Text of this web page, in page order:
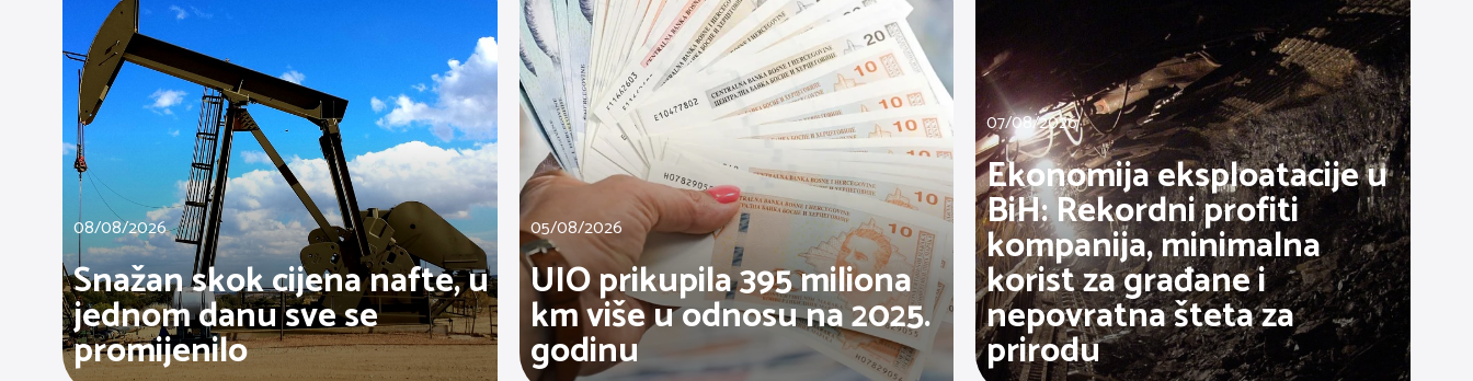
08/08/2026
Snažan skok cijena nafte, u
jednom danu sve se
promijenilo
05/08/2026
UIO prikupila 395 miliona
km više u odnosu na 2025.
godinu
07/08/2026
Ekonomija eksploatacije u
BiH: Rekordni profiti
kompanija, minimalna
korist za građane i
nepovratna šteta za
prirodu